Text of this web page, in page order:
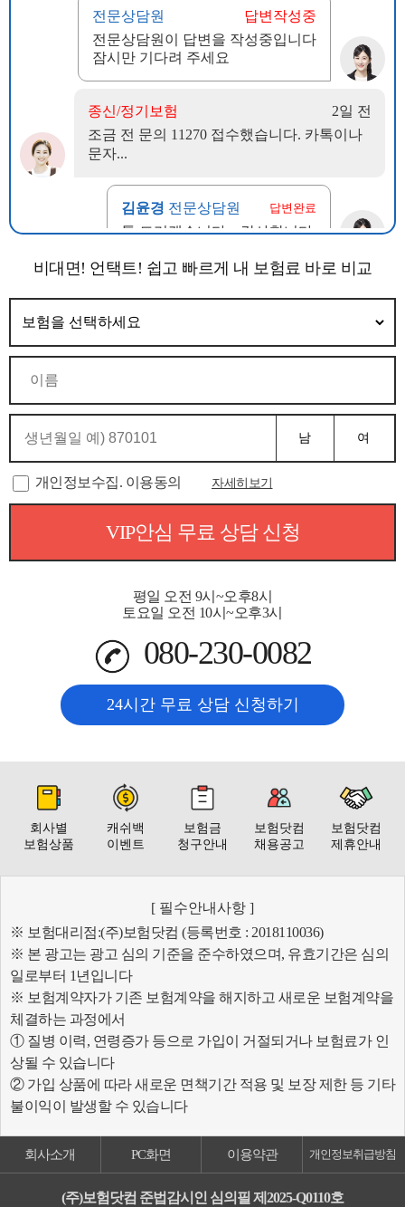
비대면! 언택트! 쉽고 빠르게 내 보험료 바로 비교
남 여
개인정보수집. 이용동의 자세히보기
VIP안심 무료 상담 신청
평일 오전 9시~오후8시
토요일 오전 10시~오후3시
080-230-0082
24시간 무료 상담 신청하기
회사별
보험상품
캐쉬백
이벤트
보험금
청구안내
보험닷컴
채용공고
보험닷컴
제휴안내
[ 필수안내사항 ]
※ 보험대리점:(주)보험닷컴 (등록번호 : 2018110036)
※ 본 광고는 광고 심의 기준을 준수하였으며, 유효기간은 심의
일로부터 1년입니다
※ 보험계약자가 기존 보험계약을 해지하고 새로운 보험계약을
체결하는 과정에서
① 질병 이력, 연령증가 등으로 가입이 거절되거나 보험료가 인
상될 수 있습니다
② 가입 상품에 따라 새로운 면책기간 적용 및 보장 제한 등 기타
불이익이 발생할 수 있습니다
회사소개 PC화면 이용약관 개인정보취급방침
(주)보험닷컴 준법감시인 심의필 제2025-Q0110호